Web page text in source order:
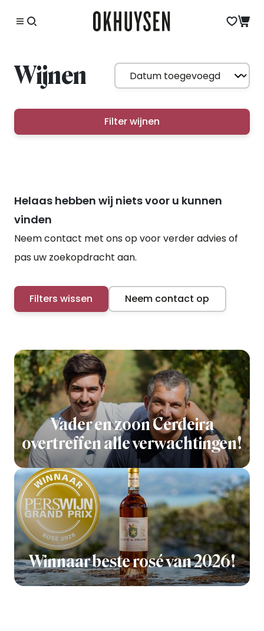
Wijnen
Filter wijnen
Helaas hebben wij niets voor u kunnen
vinden
Neem contact met ons op voor verder advies of
pas uw zoekopdracht aan.
Filters wissen Neem contact op
Vader en zoon Cerdeira
overtreffen alle verwachtingen!
Winnaar beste rosé van 2026!